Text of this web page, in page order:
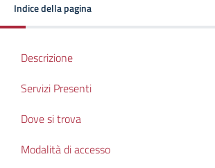
Indice della pagina
Descrizione
Servizi Presenti
Dove si trova
Modalità di accesso